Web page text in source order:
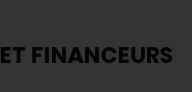
ET FINANCEURS